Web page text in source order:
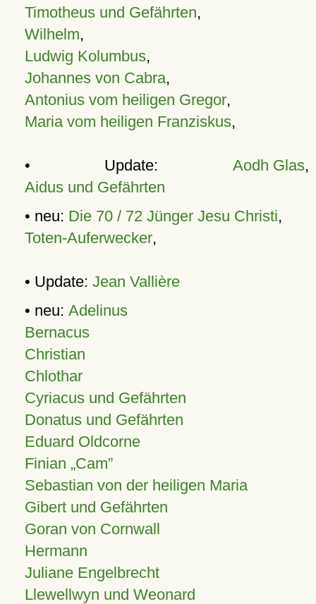
Timotheus und Gefährten,
Wilhelm,
Ludwig Kolumbus,
Johannes von Cabra,
Antonius vom heiligen Gregor,
Maria vom heiligen Franziskus,
• Update: Aodh Glas,
Aidus und Gefährten
• neu: Die 70 / 72 Jünger Jesu Christi,
Toten-Auferwecker,
• Update: Jean Vallière
• neu: Adelinus
Bernacus
Christian
Chlothar
Cyriacus und Gefährten
Donatus und Gefährten
Eduard Oldcorne
Finian Cam
Sebastian von der heiligen Maria
Gibert und Gefährten
Goran von Cornwall
Hermann
Juliane Engelbrecht
Llewellwyn und Weonard